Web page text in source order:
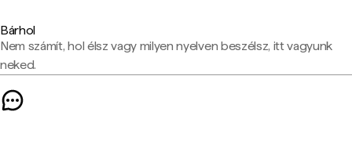
Bárhol
Nem számít, hol élsz vagy milyen nyelven beszélsz, itt vagyunk
neked.